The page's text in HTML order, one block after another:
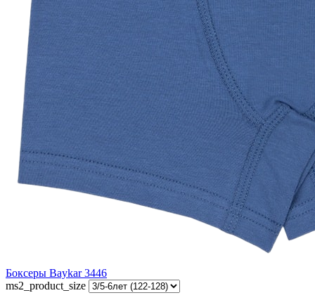
Боксеры Baykar 3446
ms2_product_size